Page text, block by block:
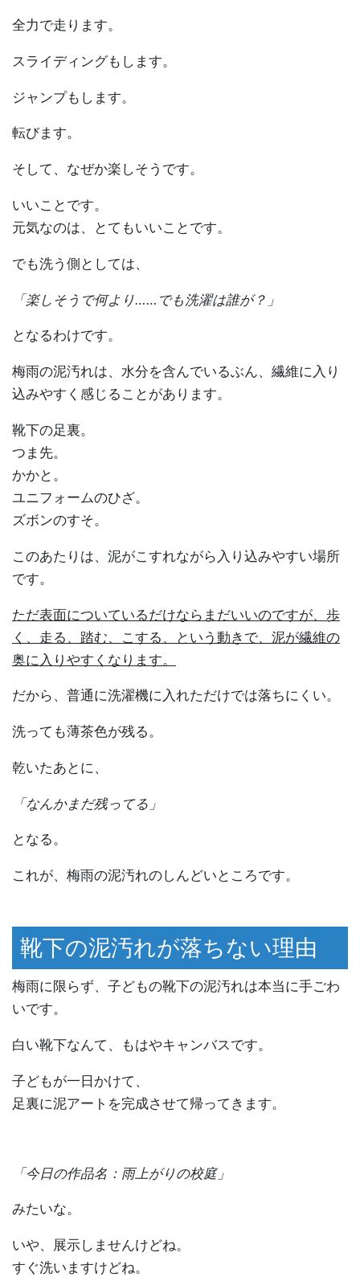
全力で走ります。
スライディングもします。
ジャンプもします。
転びます。
そして、なぜか楽しそうです。
いいことです。
元気なのは、とてもいいことです。
でも洗う側としては、
「楽しそうで何より……でも洗濯は誰が？」
となるわけです。
梅雨の泥汚れは、水分を含んでいるぶん、繊維に入り
込みやすく感じることがあります。
靴下の足裏。
つま先。
かかと。
ユニフォームのひざ。
ズボンのすそ。
このあたりは、泥がこすれながら入り込みやすい場所
です。
ただ表面についているだけならまだいいのですが、歩
く、走る、踏む、こする、という動きで、泥が繊維の
奥に入りやすくなります。
だから、普通に洗濯機に入れただけでは落ちにくい。
洗っても薄茶色が残る。
乾いたあとに、
「なんかまだ残ってる」
となる。
これが、梅雨の泥汚れのしんどいところです。
靴下の泥汚れが落ちない理由
梅雨に限らず、子どもの靴下の泥汚れは本当に手ごわ
いです。
白い靴下なんて、もはやキャンバスです。
子どもが一日かけて、
足裏に泥アートを完成させて帰ってきます。
「今日の作品名：雨上がりの校庭」
みたいな。
いや、展示しませんけどね。
すぐ洗いますけどね。